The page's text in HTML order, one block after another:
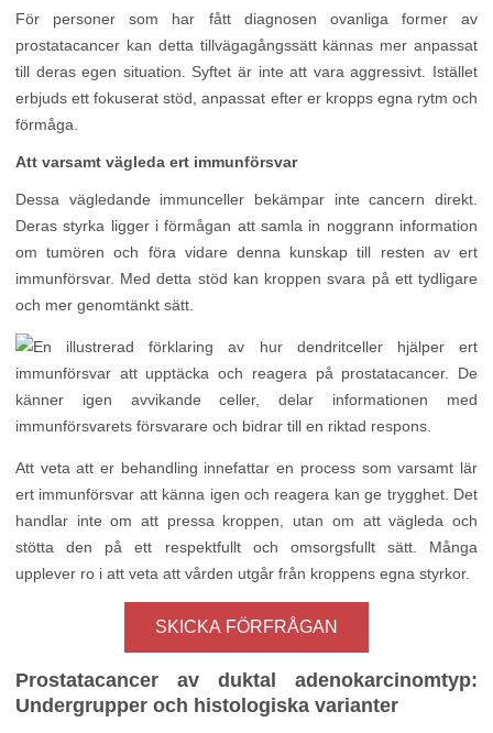
För personer som har fått diagnosen ovanliga former av
prostatacancer kan detta tillvägagångssätt kännas mer anpassat
till deras egen situation. Syftet är inte att vara aggressivt. Istället
erbjuds ett fokuserat stöd, anpassat efter er kropps egna rytm och
förmåga.
Att varsamt vägleda ert immunförsvar
Dessa vägledande immunceller bekämpar inte cancern direkt.
Deras styrka ligger i förmågan att samla in noggrann information
om tumören och föra vidare denna kunskap till resten av ert
immunförsvar. Med detta stöd kan kroppen svara på ett tydligare
och mer genomtänkt sätt.
Att veta att er behandling innefattar en process som varsamt lär
ert immunförsvar att känna igen och reagera kan ge trygghet. Det
handlar inte om att pressa kroppen, utan om att vägleda och
stötta den på ett respektfullt och omsorgsfullt sätt. Många
upplever ro i att veta att vården utgår från kroppens egna styrkor.
SKICKA FÖRFRÅGAN
Prostatacancer av duktal adenokarcinomtyp:
Undergrupper och histologiska varianter